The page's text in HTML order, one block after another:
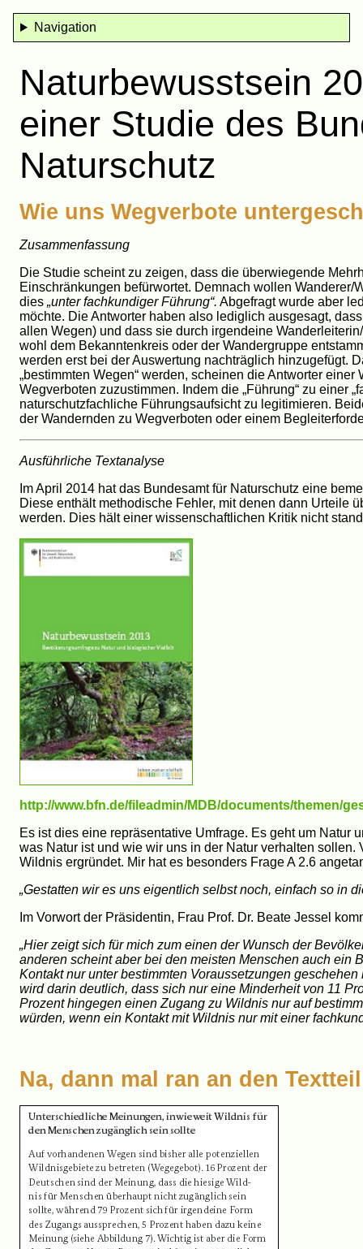
Navigation
Naturbewusstsein
einer Studie des
Naturschutz
Wie uns Wegverbote
Zusammenfassung
Die Studie scheint zu zeigen, dass die überwiegende
Einschränkungen befürwortet. Demnach wollen
dies „unter fachkundiger Führung“. Abgefragt wurde aber
möchte. Die Antworter haben also lediglich ausgesagt,
allen Wegen) und dass sie durch irgendeine
wohl dem Bekanntenkreis oder der Wandergruppe
werden erst bei der Auswertung nachträglich hinzugefügt.
„bestimmten Wegen“ werden, scheinen die Antworter
Wegverboten zuzustimmen. Indem die „Führung“ zu einer
naturschutzfachliche Führungsaufsicht zu legitimieren.
der Wandernden zu Wegverboten oder einem
Ausführliche Textanalyse
Im April 2014 hat das Bundesamt für Naturschutz eine
Diese enthält methodische Fehler, mit denen dann Urteile
werden. Dies hält einer wissenschaftlichen Kritik nicht
http://www.bfn.de/fileadmin/MDB/documents/themen/
Es ist dies eine repräsentative Umfrage. Es geht um Natur
was Natur ist und wie wir uns in der Natur verhalten
Wildnis ergründet. Mir hat es besonders Frage A 2.6
„Gestatten wir es uns eigentlich selbst noch, einfach so in
Im Vorwort der Präsidentin, Frau Prof. Dr. Beate Jessel
„Hier zeigt sich für mich zum einen der Wunsch der
anderen scheint aber bei den meisten Menschen auch ein
Kontakt nur unter bestimmten Voraussetzungen
wird darin deutlich, dass sich nur eine Minderheit von 11
Prozent hingegen einen Zugang zu Wildnis nur auf
würden, wenn ein Kontakt mit Wildnis nur mit einer
Na, dann mal ran an den Textteil